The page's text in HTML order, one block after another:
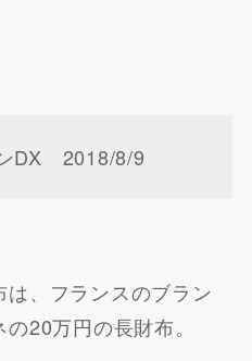
DX 2018/8/9
、フランスのブラン
20万円の長財布。